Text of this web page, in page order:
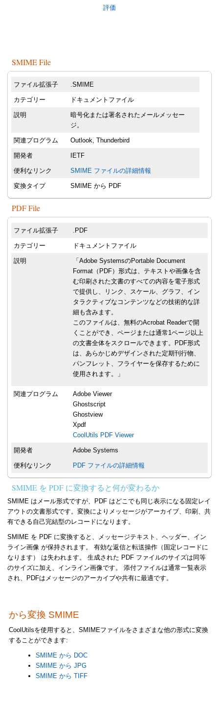
評価
SMIME File
ファイル拡張子 .SMIME
カテゴリー ドキュメントファイル
説明
暗号化または署名されたメールメッセー
ジ。
関連プログラム Outlook, Thunderbird
開発者 IETF
便利なリンク SMIME ファイルの詳細情報
変換タイプ SMIME から PDF
PDF File
ファイル拡張子 .PDF
カテゴリー ドキュメントファイル
説明
「Adobe SystemsのPortable Document
Format（PDF）形式は、テキストや画像を含
む印刷された文書のすべての内容を電子形式
で提供し、リンク、スケール、グラフ、イン
タラクティブなコンテンツなどの技術的な詳
細も含みます。
このファイルは、無料のAcrobat Readerで開
くことができ、ページまたは通常1ページ以上
の文書全体をスクロールできます。PDF形式
は、あらかじめデザインされた定期刊行物、
パンフレット、フライヤーを保存するために
使用されます。」
関連プログラム
Adobe Viewer
Ghostscript
Ghostview
Xpdf
CoolUtils PDF Viewer
開発者 Adobe Systems
便利なリンク PDF ファイルの詳細情報
SMIME を PDF に変換すると何が変わるか
SMIME はメール形式ですが、PDF はどこでも同じ表示になる固定レイ
アウトの文書形式です。変換によりメッセージがアーカイブ、印刷、共
有できる自己完結型のレコードになります。
SMIME を PDF に変換すると、メッセージテキスト、ヘッダー、イン
ライン画像 が保持されます。 有効な返信と転送操作（固定レコードに
なります） は失われます。 生成された PDF ファイルのサイズは同等
のサイズに加え、インライン画像です。 添付ファイルは通常一覧表示
され、PDFはメッセージのアーカイブや共有に最適です。
から変換 SMIME
CoolUtilsを使用すると、SMIMEファイルをさまざまな他の形式に変換
することができます:
SMIME から DOC
SMIME から JPG
SMIME から TIFF